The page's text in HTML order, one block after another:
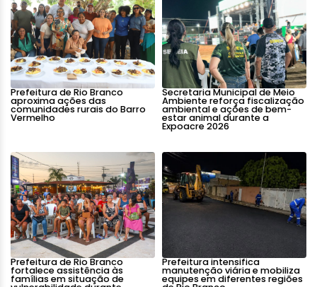
Prefeitura de Rio Branco
aproxima ações das
comunidades rurais do Barro
Vermelho
Secretaria Municipal de Meio
Ambiente reforça fiscalização
ambiental e ações de bem-
estar animal durante a
Expoacre 2026
Prefeitura de Rio Branco
fortalece assistência às
famílias em situação de
Prefeitura intensifica
manutenção viária e mobiliza
equipes em diferentes regiões